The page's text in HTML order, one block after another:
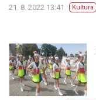
21. 8. 2022 13:41 Kultura